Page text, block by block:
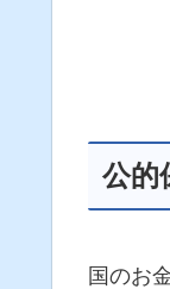
公的
国のお